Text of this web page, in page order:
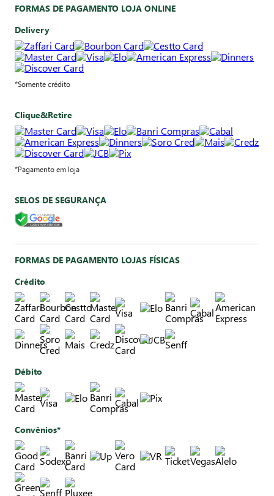
FORMAS DE PAGAMENTO LOJA ONLINE
Delivery
*Somente crédito
Clique&Retire
*Pagamento em loja
SELOS DE SEGURANÇA
FORMAS DE PAGAMENTO LOJAS FÍSICAS
Crédito
Débito
Convênios*